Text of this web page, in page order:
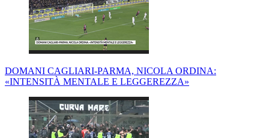
DOMANI CAGLIARI-PARMA, NICOLA ORDINA:
«INTENSITÀ MENTALE E LEGGEREZZA»